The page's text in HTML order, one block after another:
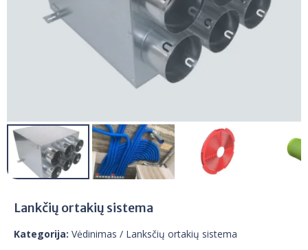
Lankčių ortakių sistema
Kategorija: Vėdinimas / Lanksčių ortakių sistema